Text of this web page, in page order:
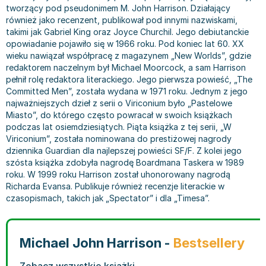
Bajki wiersze
Do kolorowania i naklejania
Kontrastowe obrazki
Kreatywne / Aktywizujące
Poznawanie świata
Podręczniki szkolne
Edukacja przedszkolna
Liceum, Technikum
Szkoła podstawowa
Szkoły wyższe
Szkoła zawodowa
Książki: finanse, księgowość, bankowość
Książki o gospodarce
Inne
Książki o marketingu
Książki o zarządzaniu
Historia - książki
Archeologia - książki
Historia Polski - książki
Historia świata - książki
II Wojna Światowa - książki
Książki militarne
Książki: Prawo
Inne
Książki: Prawo finansowe
Książki: pamiętniki, dzienniki i listy
Wywiady, wspomnienia - książki
Komiksy
Komiksy dla dorosłych
Komiksy dla dzieci
Komiksy dla młodzieży
Komiksy obcojęzyczne
Fantastyka, horror - książki
Książki fantasy
Książki horrory
Science Fiction - książki
Książki kryminały
Książki z poezją, aforyzmami i dramaty
Tomiki poezji
Liceum i technikum
Podręczniki do 1 klasy liceum i technikum
Podręczniki do 2 klasy liceum i technikum
Podręczniki do 3 klasy liceum i technikum
Podręczniki do klasy 4 liceum i technikum
Podręczniki do szkoły zawodowej
Podręczniki do 1 klasy szkoły zawodowej
Podręczniki do 2 klasy szkoły zawodowej
Podręczniki do 3 klasy szkoły zawodowej
Książki dla dzieci
Książki dla dzieci do 2 lat
Książki: bajki dla dzieci do 2 lat
Do kąpieli i zabawy
Obrazki kontrastowe dla niemowląt
Książki o sportowcach
Książki: Turystyka i podróże
Albumy krajoznawcze
Albumy krajoznawcze - Polska
Albumy krajoznawcze - Świat
Atlasy
Atlasy - Polska
Atlasy - świat
Globusy
Mapy
Mapy - Polska
Mapy - Świat
Przewodniki turystyczne
Książki: Zdrowie, rodzina, związki
Julian Tuwim
Bracia Grimm
Stephen King
Tanya Valko
Lauren Kate
Jan Brzechwa
E. L. James
Virginia C. Andrews
Waldemar Łysiak
Monika Szwaja
Camilla Läckberg
Jan Kochanowski
Henning Mankell
Diana Palmer
tworzący pod pseudonimem M. John Harrison. Działający
również jako recenzent, publikował pod innymi nazwiskami,
takimi jak Gabriel King oraz Joyce Churchil. Jego debiutanckie
opowiadanie pojawiło się w 1966 roku. Pod koniec lat 60. XX
wieku nawiązał współpracę z magazynem „New Worlds”, gdzie
redaktorem naczelnym był Michael Moorcock, a sam Harrison
pełnił rolę redaktora literackiego. Jego pierwsza powieść, „The
Committed Men”, została wydana w 1971 roku. Jednym z jego
najważniejszych dzieł z serii o Viriconium było „Pastelowe
Miasto”, do którego często powracał w swoich książkach
podczas lat osiemdziesiątych. Piąta książka z tej serii, „W
Viriconium”, została nominowana do prestiżowej nagrody
dziennika Guardian dla najlepszej powieści SF/F. Z kolei jego
szósta książka zdobyła nagrodę Boardmana Taskera w 1989
roku. W 1999 roku Harrison został uhonorowany nagrodą
Richarda Evansa. Publikuje również recenzje literackie w
czasopismach, takich jak „Spectator” i dla „Timesa”.
Michael John Harrison - Bestsellery